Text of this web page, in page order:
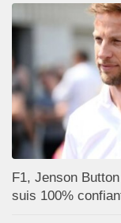
F1, Jenson
suis 100%